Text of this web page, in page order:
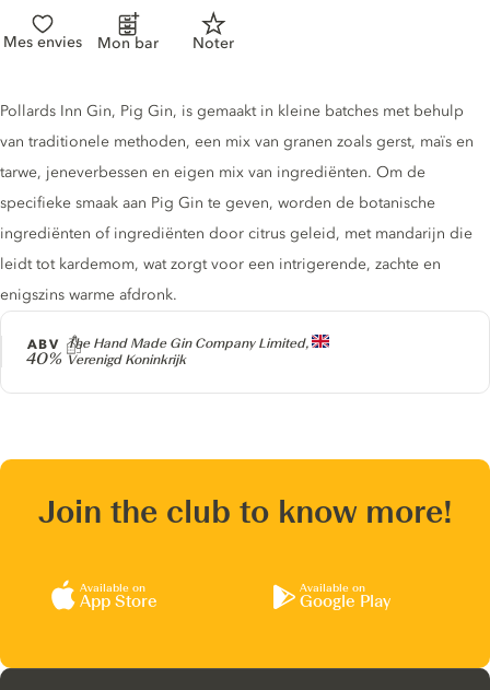
Mes envies Mon bar Noter
Producer
The Hand Made Gin Company Limited,
Verenigd Koninkrijk
ABV
40%
Gin description
Pollards Inn Gin, Pig Gin, is gemaakt in kleine batches met behulp
van traditionele methoden, een mix van granen zoals gerst, maïs en
tarwe, jeneverbessen en eigen mix van ingrediënten. Om de
specifieke smaak aan Pig Gin te geven, worden de botanische
ingrediënten of ingrediënten door citrus geleid, met mandarijn die
leidt tot kardemom, wat zorgt voor een intrigerende, zachte en
enigszins warme afdronk.
Join the club to know more!
Available on
App Store
Available on
Google Play